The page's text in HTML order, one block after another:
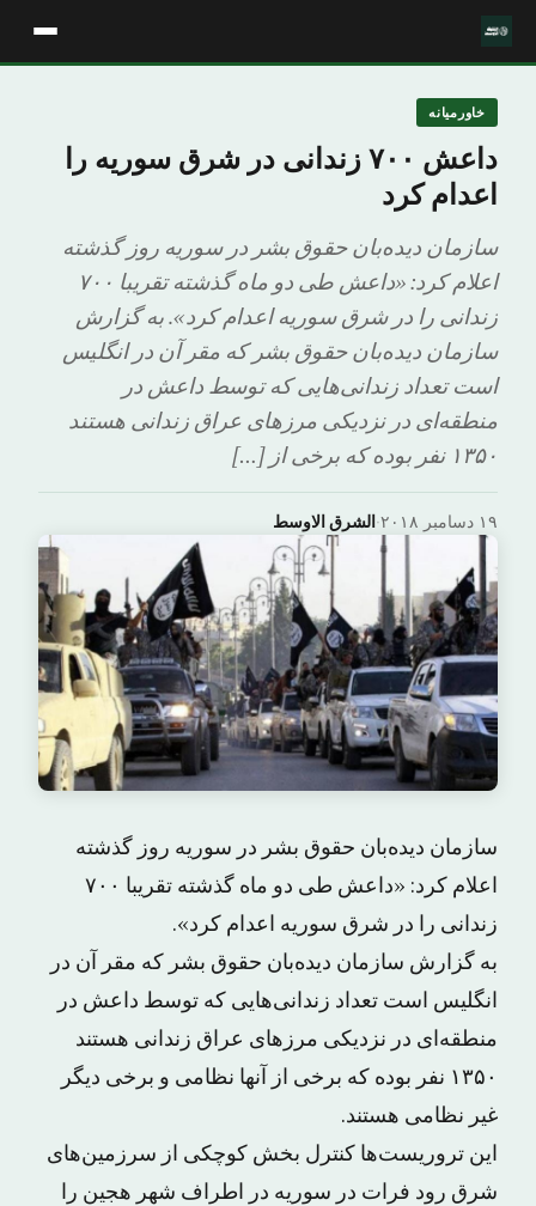
خاورمیانه
داعش ۷۰۰ زندانی در شرق سوریه را
اعدام کرد
سازمان دیده‌بان حقوق بشر در سوریه روز گذشته
اعلام کرد: «داعش طی دو ماه گذشته تقریبا ۷۰۰
زندانی را در شرق سوریه اعدام کرد». به گزارش
سازمان دیده‌بان حقوق بشر که مقر آن در انگلیس
است تعداد زندانی‌هایی که توسط داعش در
منطقه‌ای در نزدیکی مرزهای عراق زندانی هستند
۱۳۵۰ نفر بوده که برخی از […]
الشرق الاوسط· ۱۹ دسامبر ۲۰۱۸
سازمان دیده‌بان حقوق بشر در سوریه روز گذشته
اعلام کرد: «داعش طی دو ماه گذشته تقریبا ۷۰۰
زندانی را در شرق سوریه اعدام کرد».
به گزارش سازمان دیده‌بان حقوق بشر که مقر آن در
انگلیس است تعداد زندانی‌هایی که توسط داعش در
منطقه‌ای در نزدیکی مرزهای عراق زندانی هستند
۱۳۵۰ نفر بوده که برخی از آنها نظامی و برخی دیگر
غیر نظامی هستند.
این تروریست‌ها کنترل بخش کوچکی از سرزمین‌های
شرق رود فرات در سوریه در اطراف شهر هجین را